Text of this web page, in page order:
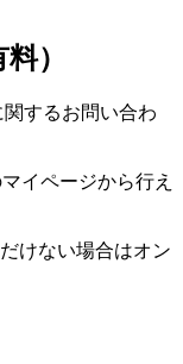
）
するお問い合わ
イページから行え
けない場合はオン